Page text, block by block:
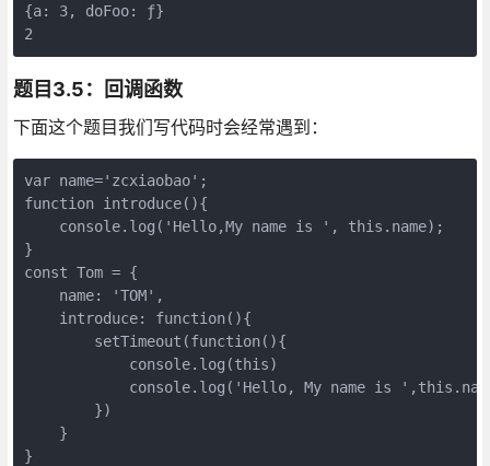
{a: 3, doFoo: ƒ}
题目3.5：回调函数
下面这个题目我们写代码时会经常遇到：
var name='zcxiaobao';
function introduce(){
    console.log('Hello,My name is ', this.name);
}
const Tom = {
    name: 'TOM',
    introduce: function(){
        setTimeout(function(){
            console.log(this)
console.log('Hello, My name is
        })
    }
}